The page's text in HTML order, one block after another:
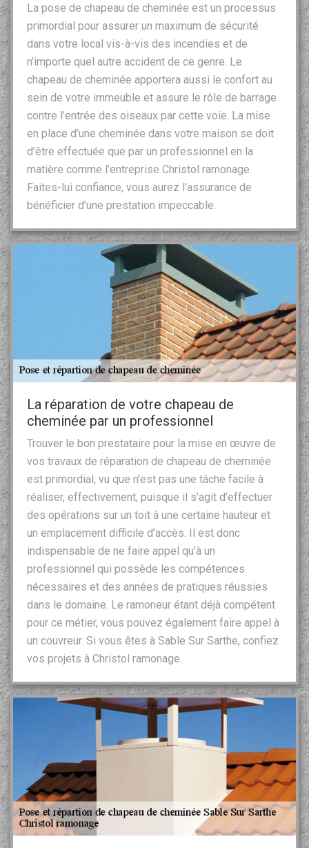
La pose de chapeau de cheminée est un processus
primordial pour assurer un maximum de sécurité
dans votre local vis-à-vis des incendies et de
n’importe quel autre accident de ce genre. Le
chapeau de cheminée apportera aussi le confort au
sein de votre immeuble et assure le rôle de barrage
contre l’entrée des oiseaux par cette voie. La mise
en place d’une cheminée dans votre maison se doit
d’être effectuée que par un professionnel en la
matière comme l’entreprise Christol ramonage.
Faites-lui confiance, vous aurez l’assurance de
bénéficier d’une prestation impeccable.
La réparation de votre chapeau de
cheminée par un professionnel
Trouver le bon prestataire pour la mise en œuvre de
vos travaux de réparation de chapeau de cheminée
est primordial, vu que n’est pas une tâche facile à
réaliser, effectivement, puisque il s’agit d’effectuer
des opérations sur un toit à une certaine hauteur et
un emplacement difficile d’accès. Il est donc
indispensable de ne faire appel qu’à un
professionnel qui possède les compétences
nécessaires et des années de pratiques réussies
dans le domaine. Le ramoneur étant déjà compétent
pour ce métier, vous pouvez également faire appel à
un couvreur. Si vous êtes à Sable Sur Sarthe, confiez
vos projets à Christol ramonage.